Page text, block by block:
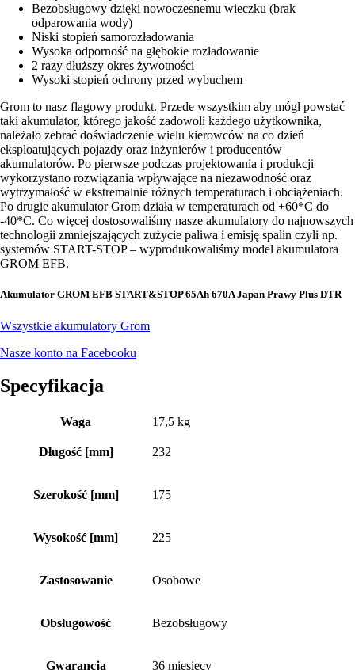
Bezobsługowy dzięki nowoczesnemu wieczku (brak
odparowania wody)
Niski stopień samorozładowania
Wysoka odporność na głębokie rozładowanie
2 razy dłuższy okres żywotności
Wysoki stopień ochrony przed wybuchem
Grom to nasz flagowy produkt. Przede wszystkim aby mógł powstać
taki akumulator, którego jakość zadowoli każdego użytkownika,
należało zebrać doświadczenie wielu kierowców na co dzień
eksploatujących pojazdy oraz inżynierów i producentów
akumulatorów. Po pierwsze podczas projektowania i produkcji
wykorzystano rozwiązania wpływające na niezawodność oraz
wytrzymałość w ekstremalnie różnych temperaturach i obciążeniach.
Po drugie akumulator Grom działa w temperaturach od +60*C do
-40*C. Co więcej dostosowaliśmy nasze akumulatory do najnowszych
technologii zmniejszających zużycie paliwa i emisję spalin czyli np.
systemów START-STOP – wyprodukowaliśmy model akumulatora
GROM EFB.
Akumulator GROM EFB START&STOP 65Ah 670A Japan Prawy Plus DTR
Wszystkie akumulatory Grom
Nasze konto na Facebooku
Specyfikacja
Waga 17,5 kg
Długość [mm] 232
Szerokość [mm] 175
Wysokość [mm] 225
Zastosowanie Osobowe
Obsługowość Bezobsługowy
Gwarancja 36 miesięcy